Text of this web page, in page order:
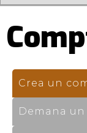
Pestanyes
primàries
Crea un
Demana